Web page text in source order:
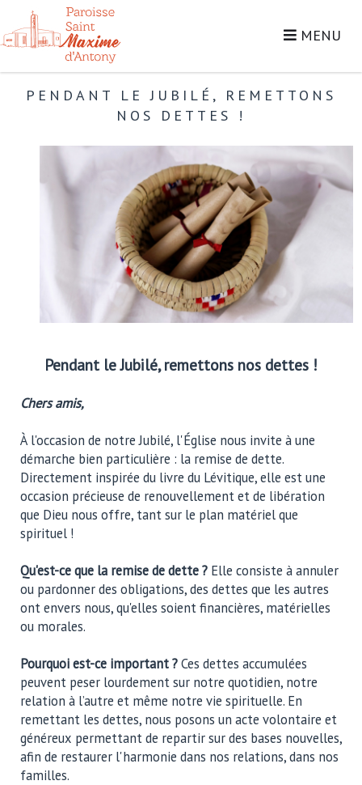
MENU
PENDANT LE JUBILÉ, REMETTONS
NOS DETTES !
Pendant le Jubilé, remettons nos dettes !
Chers amis,
À l'occasion de notre Jubilé, l'Église nous invite à une
démarche bien particulière : la remise de dette.
Directement inspirée du livre du Lévitique, elle est une
occasion précieuse de renouvellement et de libération
que Dieu nous offre, tant sur le plan matériel que
spirituel !
Qu'est-ce que la remise de dette ? Elle consiste à annuler
ou pardonner des obligations, des dettes que les autres
ont envers nous, qu'elles soient financières, matérielles
ou morales.
Pourquoi est-ce important ?Ces dettes accumulées
peuvent peser lourdement sur notre quotidien, notre
relation à l’autre et même notre vie spirituelle. En
remettant les dettes, nous posons un acte volontaire et
généreux permettant de repartir sur des bases nouvelles,
afin de restaurer l'harmonie dans nos relations, dans nos
familles.